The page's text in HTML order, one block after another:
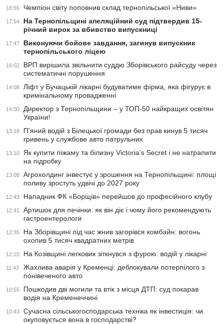
18:55 Чемпіон світу поповнив склад тернопільської «Ниви»
17:54
На Тернопільщині апеляційний суд підтвердив 15-
річний вирок за вбивство випускниці
17:47
Виконуючи бойове завдання, загинув випускник
тернопільського ліцею
16:02
ВРП вирішила звільнити суддю Зборівського райсуду через
систематичні порушення
14:08
Ліфт у Бучацькій лікарні будуватиме фірма, яка фігурує в
кримінальному провадженні
14:00
Директор з Тернопільщини – у ТОП-50 найкращих освітян
України!
13:18
П’яний водій з Білецької громади без прав кинув 5 тисяч
гривень у службове авто патрульних
13:10
Як купити піжаму та білизну Victoria’s Secret і не натрапити
на підробку
13:08
Агрохолдинг інвестує у зрошення на Тернопільщині: площі
поливу зростуть удвічі до 2027 року
12:43 Нападник ФК «Борщів» перейшов до професійного клубу
12:41
Артишок для печінки: як він діє і чому його рекомендують
гастроентерологи
12:35
На Зборівщині під час жнив загорівся комбайн: вогонь
охопив 5 тисяч квадратних метрів
12:10 На Козівщині легковик зіткнувся з фурою: водій у лікарні
11:42
Жахлива аварія у Кременці: деблокували потерпілого з
понівеченого авто
10:55
Пошкодив дві могили та втік з місця ДТП: суд покарав
водія на Кременеччині
10:43
Сучасна сільськогосподарська техніка як інвестиція: чи
окуповується вона в господарстві?